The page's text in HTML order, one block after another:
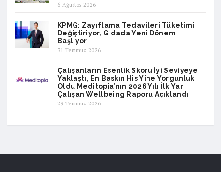
6 Ağustos 2026
KPMG: Zayıflama Tedavileri Tüketimi
Değiştiriyor, Gıdada Yeni Dönem
Başlıyor
31 Temmuz 2026
Çalışanların Esenlik Skoru İyi Seviyeye
Yaklaştı, En Baskın His Yine Yorgunluk
Oldu Meditopia’nın 2026 Yılı İlk Yarı
Çalışan Wellbeing Raporu Açıklandı
29 Temmuz 2026